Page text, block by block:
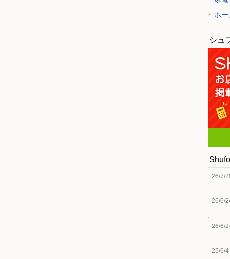
ホー
シュ
26/7/
26/6/
26/6/
25/6/4